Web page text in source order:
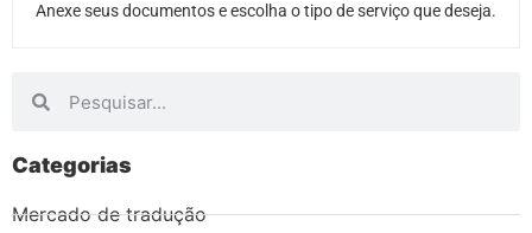
Anexe seus documentos e escolha o tipo de serviço que deseja.
Categorias
Mercado de tradução